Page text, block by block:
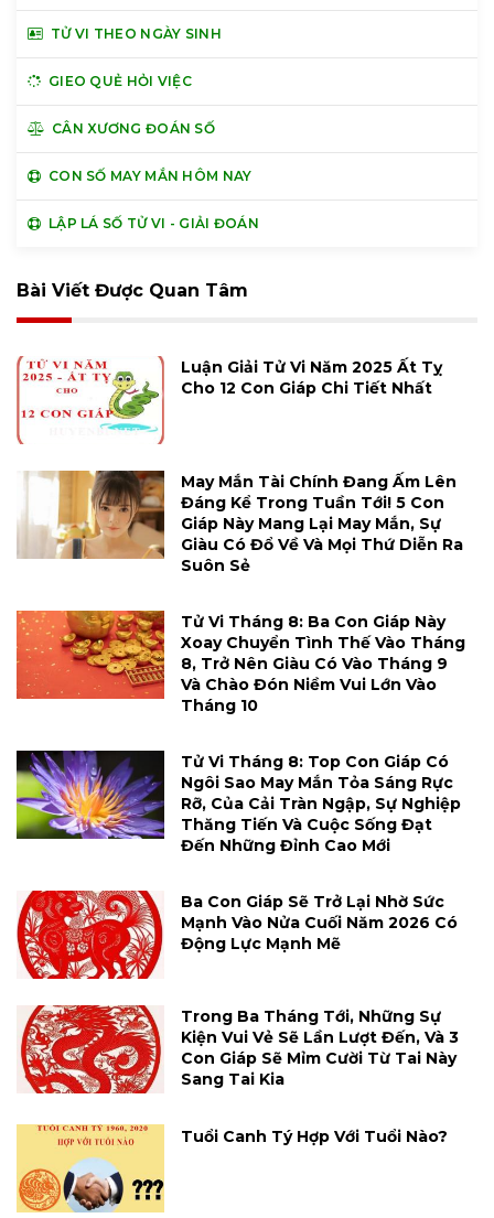
TỬ VI THEO NGÀY SINH
GIEO QUẺ HỎI VIỆC
CÂN XƯƠNG ĐOÁN SỐ
CON SỐ MAY MẮN HÔM NAY
LẬP LÁ SỐ TỬ VI - GIẢI ĐOÁN
Bài Viết Được Quan Tâm
Luận Giải Tử Vi Năm 2025 Ất Tỵ
Cho 12 Con Giáp Chi Tiết Nhất
May Mắn Tài Chính Đang Ấm Lên
Đáng Kể Trong Tuần Tới! 5 Con
Giáp Này Mang Lại May Mắn, Sự
Giàu Có Đổ Về Và Mọi Thứ Diễn Ra
Suôn Sẻ
Tử Vi Tháng 8: Ba Con Giáp Này
Xoay Chuyển Tình Thế Vào Tháng
8, Trở Nên Giàu Có Vào Tháng 9
Và Chào Đón Niềm Vui Lớn Vào
Tháng 10
Tử Vi Tháng 8: Top Con Giáp Có
Ngôi Sao May Mắn Tỏa Sáng Rực
Rỡ, Của Cải Tràn Ngập, Sự Nghiệp
Thăng Tiến Và Cuộc Sống Đạt
Đến Những Đỉnh Cao Mới
Ba Con Giáp Sẽ Trở Lại Nhờ Sức
Mạnh Vào Nửa Cuối Năm 2026 Có
Động Lực Mạnh Mẽ
Trong Ba Tháng Tới, Những Sự
Kiện Vui Vẻ Sẽ Lần Lượt Đến, Và 3
Con Giáp Sẽ Mỉm Cười Từ Tai Này
Sang Tai Kia
Tuổi Canh Tý Hợp Với Tuổi Nào?